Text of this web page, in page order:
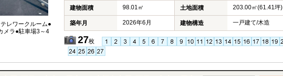
レワークルーム●
メラ●駐車場3～4
建物面積 98.01㎡ 土地面積 203.00㎡(61.41坪)
築年月 2026年6月 建物構造 一戸建て/木造
27枚